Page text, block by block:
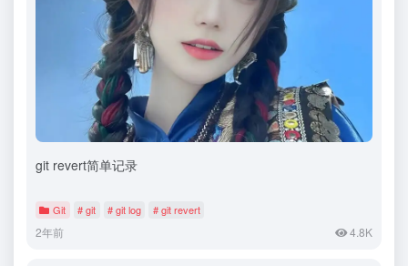
git revert简单记录
Git # git # git log # git revert
2年前 4.8K